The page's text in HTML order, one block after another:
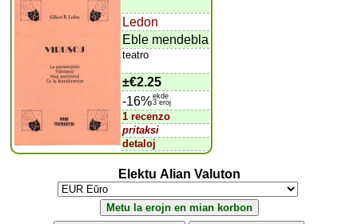
Ledon
Eble mendebla
teatro
±€2.25
-16%ekde
3 eroj
1 recenzo
pritaksi
detaloj
Elektu Alian Valuton